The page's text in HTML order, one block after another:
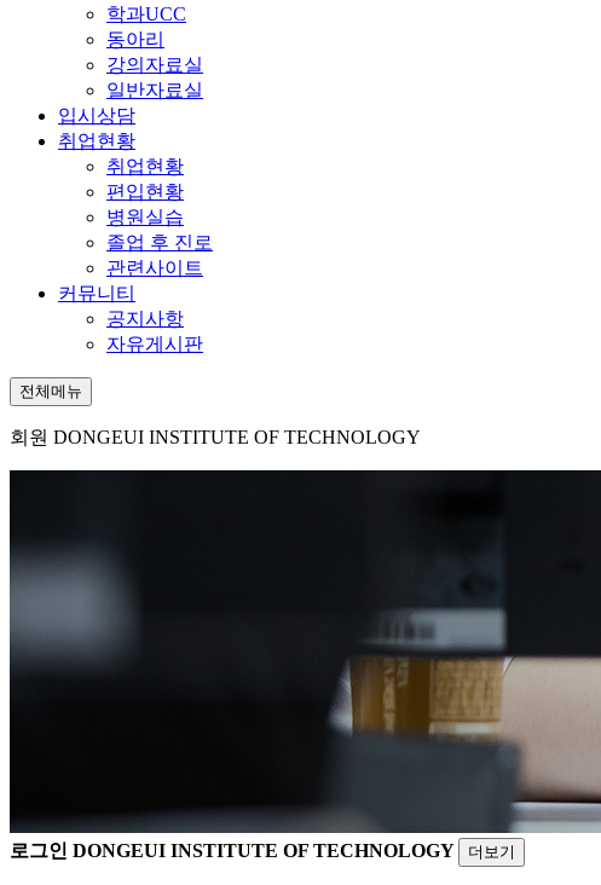
학과UCC
동아리
강의자료실
일반자료실
입시상담
취업현황
취업현황
편입현황
병원실습
졸업 후 진로
관련사이트
커뮤니티
공지사항
자유게시판
전체메뉴
회원 DONGEUI INSTITUTE OF TECHNOLOGY
로그인 DONGEUI INSTITUTE OF TECHNOLOGY 더보기